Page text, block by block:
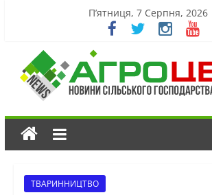
П’ятниця, 7 Серпня, 2026
ТВАРИННИЦТВО